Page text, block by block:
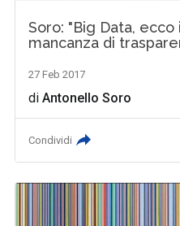
Soro: "Big Data,
mancanza di
27 Feb 2017
diAntonello Soro
Condividi